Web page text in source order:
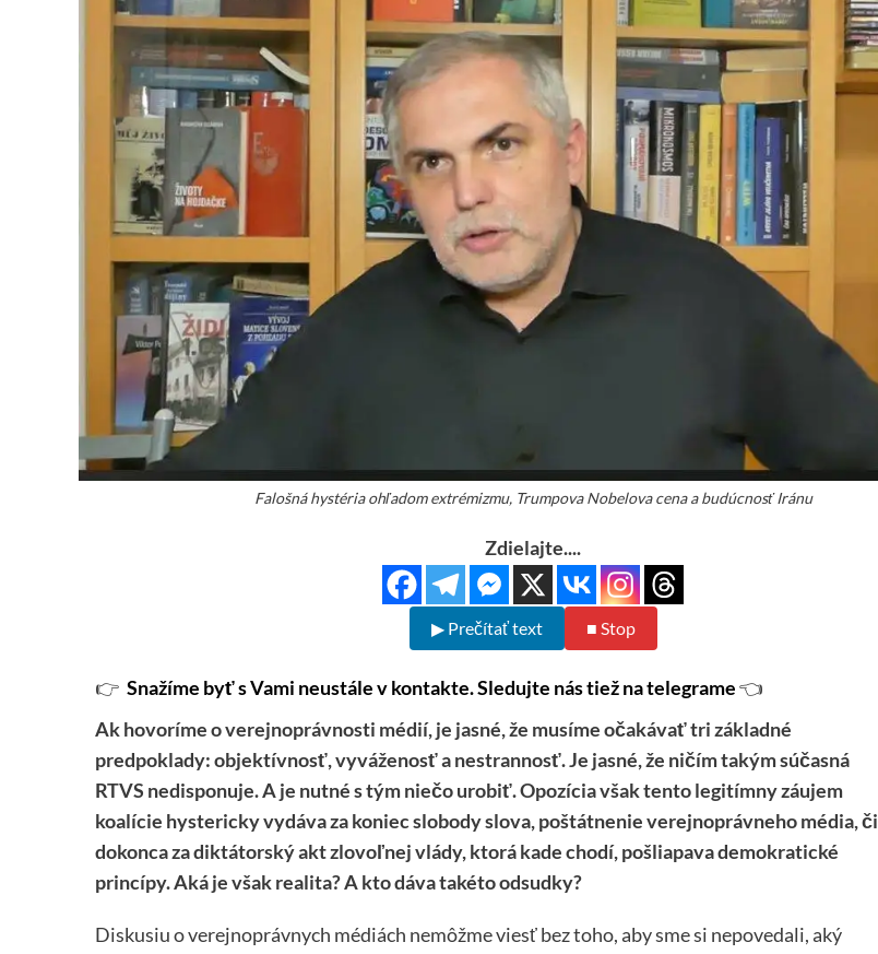
Falošná hystéria ohľadom extrémizmu, Trumpova Nobelova cena a budúcnosť Iránu
Zdielajte....
▶ Prečítať text ■ Stop
👉 Snažíme byť s Vami neustále v kontakte. Sledujte nás tiež na telegrame👈
Ak hovoríme o verejnoprávnosti médií, je jasné, že musíme očakávať tri základné
predpoklady: objektívnosť, vyváženosť a nestrannosť. Je jasné, že ničím takým súčasná
RTVS nedisponuje. A je nutné s tým niečo urobiť. Opozícia však tento legitímny záujem
koalície hystericky vydáva za koniec slobody slova, poštátnenie verejnoprávneho média, či
dokonca za diktátorský akt zlovoľnej vlády, ktorá kade chodí, pošliapava demokratické
princípy. Aká je však realita? A kto dáva takéto odsudky?
Diskusiu o verejnoprávnych médiách nemôžme viesť bez toho, aby sme si nepovedali, aký